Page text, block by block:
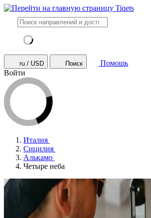
ru / USD Поиск
Помощь
Войти
Италия
Сицилия
Алькамо
Четыре неба